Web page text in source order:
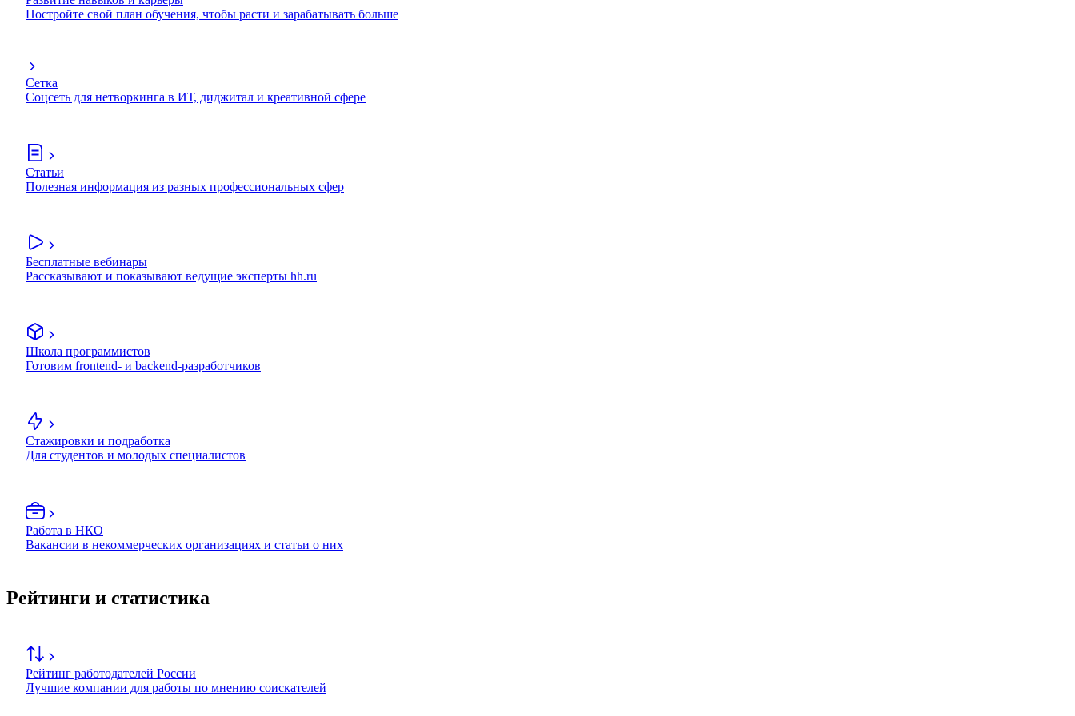
Постройте свой план обучения, чтобы расти и зарабатывать больше
Сетка
Соцсеть для нетворкинга в ИТ, диджитал и креативной сфере
Статьи
Полезная информация из разных профессиональных сфер
Бесплатные вебинары
Рассказывают и показывают ведущие эксперты hh.ru
Школа программистов
Готовим frontend- и backend-разработчиков
Стажировки и подработка
Для студентов и молодых специалистов
Работа в НКО
Вакансии в некоммерческих организациях и статьи о них
Рейтинги и статистика
Рейтинг работодателей России
Лучшие компании для работы по мнению соискателей